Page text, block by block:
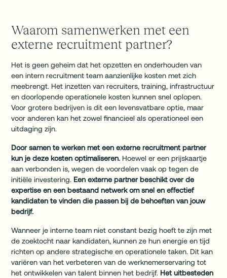
Waarom samenwerken met een
externe recruitment partner?
Het is geen geheim dat het opzetten en onderhouden van
een intern recruitment team aanzienlijke kosten met zich
meebrengt. Het inzetten van recruiters, training, infrastructuur
en doorlopende operationele kosten kunnen snel oplopen.
Voor grotere bedrijven is dit een levensvatbare optie, maar
voor anderen kan het zowel financieel als operationeel een
uitdaging zijn.
Door samen te werken met een externe recruitment partner
kun je deze kosten optimaliseren. Hoewel er een prijskaartje
aan verbonden is, wegen de voordelen vaak op tegen de
initiële investering. Een externe partner beschikt over de
expertise en een bestaand netwerk om snel en effectief
kandidaten te vinden die passen bij de behoeften van jouw
bedrijf.
Wanneer je interne team niet constant bezig hoeft te zijn met
de zoektocht naar kandidaten, kunnen ze hun energie en tijd
richten op andere strategische en operationele taken. Dit kan
variëren van het verbeteren van de werknemerservaring tot
het ontwikkelen van talent binnen het bedrijf. Het uitbesteden